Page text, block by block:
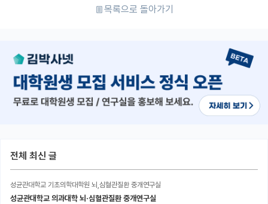
목록으로 돌아가기
전체 최신 글
성균관대학교 기초의학대학원 뇌,심혈관질환 중개연구실
성균관대학교 의과대학 뇌·심혈관질환 중개연구실